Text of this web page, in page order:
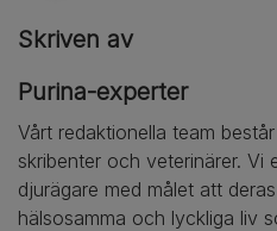
Skriven av
Purina-experter
Vårt redaktionella team
skribenter och veterinärer. Vi
djurägare med målet att
hälsosamma och lyckliga liv